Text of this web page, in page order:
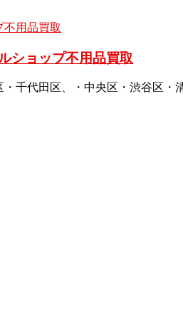
ショップ不用品買取
・千代田区、・中央区・渋谷区